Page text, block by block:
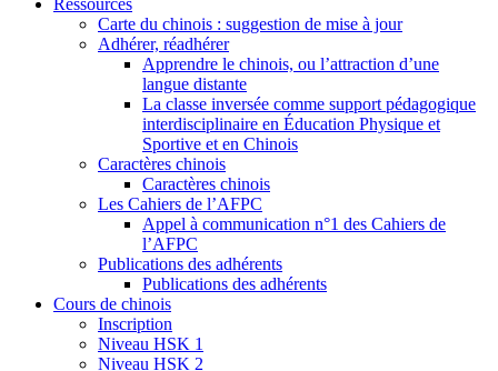
Ressources
Carte du chinois : suggestion de mise à jour
Adhérer, réadhérer
Apprendre le chinois, ou l’attraction d’une
langue distante
La classe inversée comme support pédagogique
interdisciplinaire en Éducation Physique et
Sportive et en Chinois
Caractères chinois
Caractères chinois
Les Cahiers de l’AFPC
Appel à communication n°1 des Cahiers de
l’AFPC
Publications des adhérents
Publications des adhérents
Cours de chinois
Inscription
Niveau HSK 1
Niveau HSK 2